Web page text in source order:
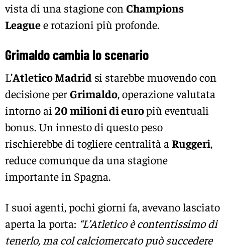
vista di una stagione con Champions
Leaguee rotazioni più profonde.
Grimaldo cambia lo scenario
L’Atletico Madrid si starebbe muovendo con
decisione perGrimaldo, operazione valutata
intorno ai 20 milioni di europiù eventuali
bonus. Un innesto di questo peso
rischierebbe di togliere centralità a Ruggeri,
reduce comunque da una stagione
importante in Spagna.
I suoi agenti, pochi giorni fa, avevano lasciato
aperta la porta: “L’Atletico è contentissimo di
tenerlo, ma col calciomercato può succedere